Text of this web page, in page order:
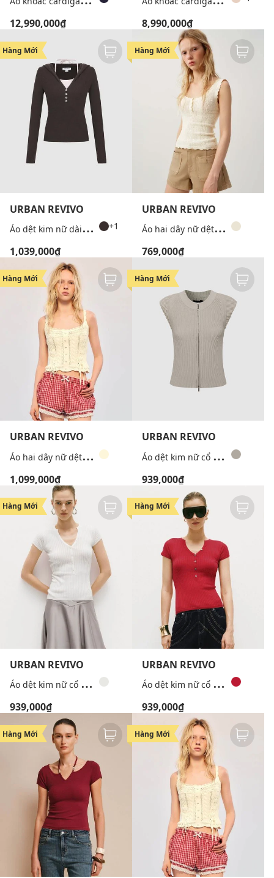
12,990,000₫ 8,990,000₫
Hàng Mới
URBAN REVIVO
Á
o dệt kim nữ dài tay phối mũ +1
1,039,000₫
Hàng Mới
URBAN REVIVO
Á
o hai dây nữ dệt kim viền gợn sóng
769,000₫
Hàng Mới
URBAN REVIVO
Á
o hai dây nữ dệt kim phối khuy thắt nơ
1,099,000₫
Hàng Mới
URBAN REVIVO
Á
o dệt kim nữ cổ tròn khóa kéo
939,000₫
Hàng Mới
URBAN REVIVO
Á
o dệt kim nữ cổ V tay ngắn thanh lịch
939,000₫
Hàng Mới
URBAN REVIVO
Á
o dệt kim nữ cổ V tay ngắn thanh lịch
939,000₫
Hàng Mới Hàng Mới